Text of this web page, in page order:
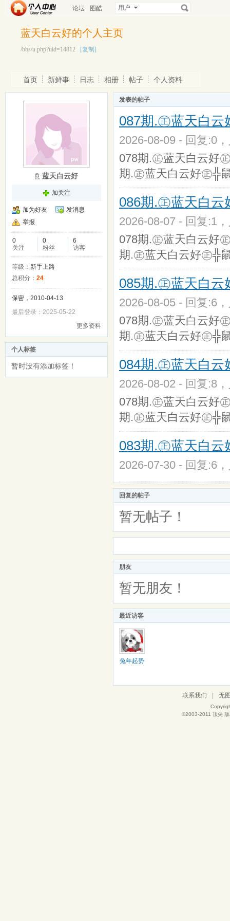
论坛 图酷 用户
蓝天白云好的个人主页
/bbs/u.php?uid=14812 [复制]
首页 新鲜事 日志 相册 帖子 个人资料
蓝天白云好
加关注
加为好友
发消息
举报
0
关注
0
粉丝
6
访客
等级： 新手上路
总积分： 24
保密，2010-04-13
最后登录：2025-05-22
更多资料
个人标签
暂时没有添加标签！
发表的帖子
087期.㊣蓝天白
2026-08-09 - 回复:0
078期.㊣蓝天白云好
期.㊣蓝天白云好㊣╬
086期.㊣蓝天白
2026-08-07 - 回复:1
078期.㊣蓝天白云好
期.㊣蓝天白云好㊣╬
085期.㊣蓝天白
2026-08-05 - 回复:6
078期.㊣蓝天白云好
期.㊣蓝天白云好㊣╬
084期.㊣蓝天白
2026-08-02 - 回复:8
078期.㊣蓝天白云好
期.㊣蓝天白云好㊣╬
083期.㊣蓝天白
2026-07-30 - 回复:6
回复的帖子
暂无帖子！
朋友
暂无朋友！
最近访客
兔年起势
联系我们 无
©2003-2011 顶尖